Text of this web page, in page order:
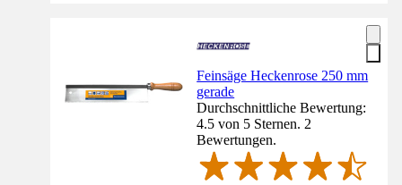
Feinsäge Heckenrose 250 mm
gerade
Durchschnittliche Bewertung:
4.5 von 5 Sternen. 2
Bewertungen.